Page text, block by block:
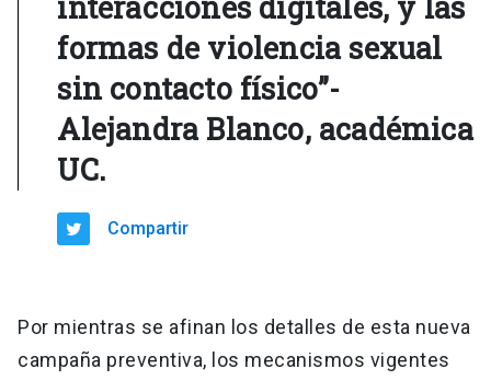
formas de violencia sexual
sin contacto físico”-
Alejandra Blanco, académica
UC.
Compartir
Por mientras se afinan los detalles de esta nueva
campaña preventiva, los mecanismos vigentes